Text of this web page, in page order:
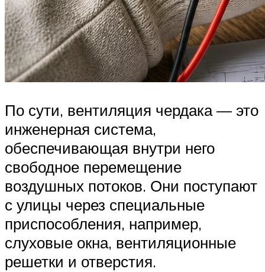
По сути, вентиляция чердака — это
инженерная система,
обеспечивающая внутри него
свободное перемещение
воздушных потоков. Они поступают
с улицы через специальные
приспособления, например,
слуховые окна, вентиляционные
решетки и отверстия.